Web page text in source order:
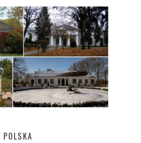
POLSKA